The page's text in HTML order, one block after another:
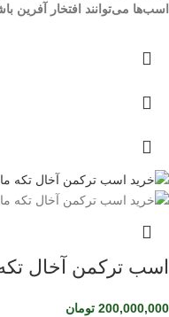
اسب‌ها می‌توانند افتخار آفرین
اسب ترکمن آخال
200,000,000 تومان